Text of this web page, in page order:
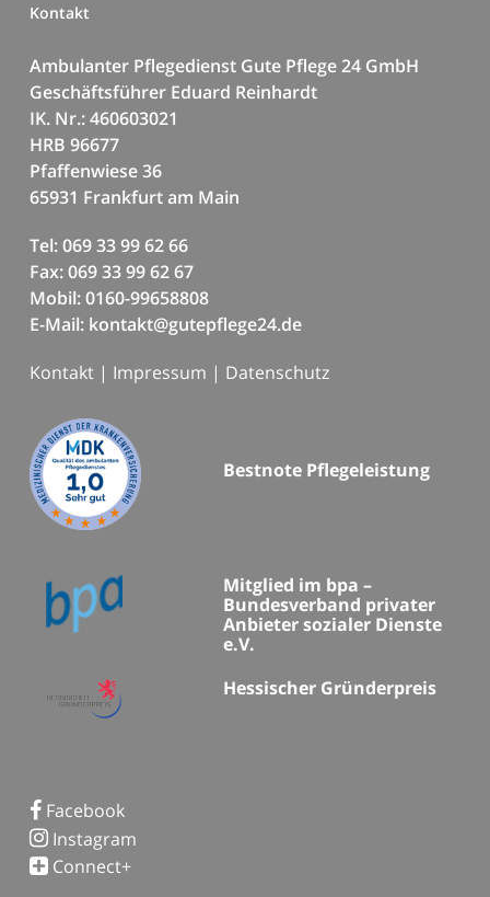
Kontakt
Ambulanter Pflegedienst Gute Pflege 24 GmbH
Geschäftsführer Eduard Reinhardt
IK. Nr.: 460603021
HRB 96677
Pfaffenwiese 36
65931 Frankfurt am Main
Tel: 069 33 99 62 66
Fax: 069 33 99 62 67
Mobil: 0160-99658808
E-Mail: kontakt@gutepflege24.de
Kontakt| Impressum | Datenschutz
Bestnote Pflegeleistung
Mitglied im bpa –
Bundesverband privater
Anbieter sozialer Dienste
e.V.
Hessischer Gründerpreis
Facebook
Instagram
Connect+